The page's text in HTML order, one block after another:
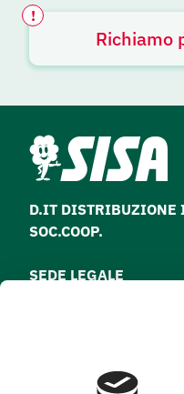
Richiamo
!
Avviso attivo
D.IT DISTRIBUZIONE
SOC.COOP.
SEDE LEGALE